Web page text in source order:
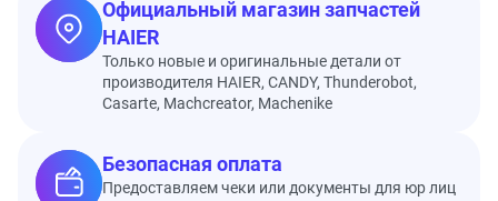
Официальный магазин запчастей
HAIER
Только новые и оригинальные детали от
производителя HAIER, CANDY, Thunderobot,
Casarte, Machcreator, Machenike
Безопасная оплата
Предоставляем чеки или документы для юр лиц